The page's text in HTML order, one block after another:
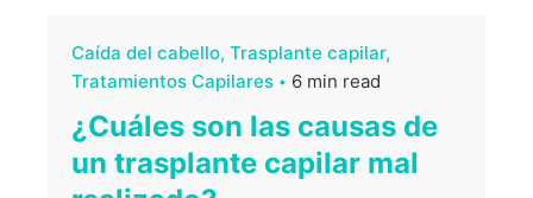
Caída del cabello Trasplante capilar
Tratamientos Capilares
6 min read
¿Cuáles son las causas de
un trasplante capilar mal